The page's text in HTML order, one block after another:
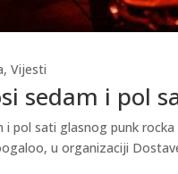
sedam i pol
,Vijesti
pol sati glasnog punk
u organizaciji